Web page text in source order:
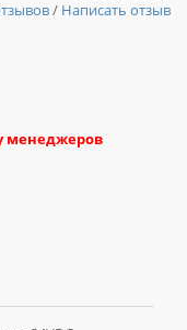
/ Написать отзыв
менеджеров